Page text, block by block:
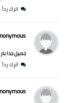
اترك رداً
جميل جدا
اترك رداً